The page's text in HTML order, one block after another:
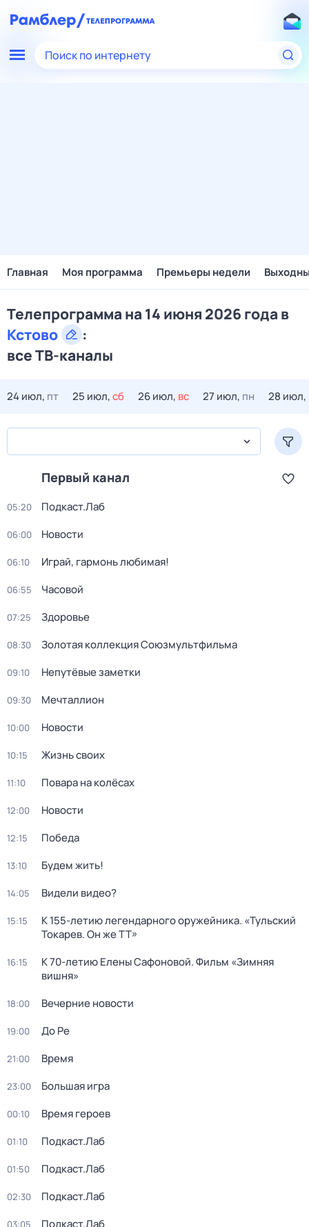
Поиск по интернету
Главная Моя программа Премьеры недели
Телепрограмма на 14 июня 2026 года в
Кстово
:
все ТВ-каналы
24 июл, пт 25 июл,сб 26 июл, вс 27 июл, пн 28 июл,
Первый канал
05:20 Подкаст.Лаб
06:00 Новости
06:10 Играй, гармонь любимая!
06:55 Часовой
07:25 Здоровье
08:30 Золотая коллекция Союзмультфильма
09:10 Непутёвые заметки
09:30 Мечталлион
10:00 Новости
10:15 Жизнь своих
11:10 Повара на колёсах
12:00 Новости
12:15 Победа
13:10 Будем жить!
14:05 Видели видео?
15:15
К 155-летию легендарного оружейника. «Тульский
Токарев. Он же ТТ»
16:15
К 70-летию Елены Сафоновой. Фильм «Зимняя
вишня»
18:00 Вечерние новости
19:00 До Ре
21:00 Время
23:00 Большая игра
00:10 Время героев
01:10 Подкаст.Лаб
01:50 Подкаст.Лаб
02:30 Подкаст.Лаб
03:05 Подкаст.Лаб